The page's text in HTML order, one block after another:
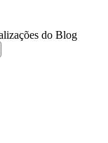
do Blog